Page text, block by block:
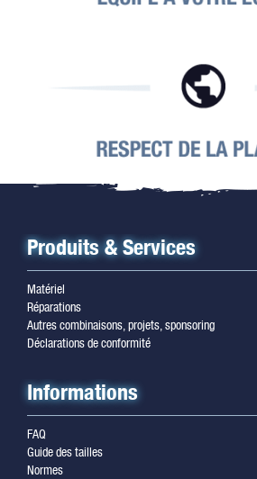
Produits & Services
Matériel
Réparations
Autres combinaisons, projets, sponsoring
Déclarations de conformité
Informations
FAQ
Guide des tailles
Normes